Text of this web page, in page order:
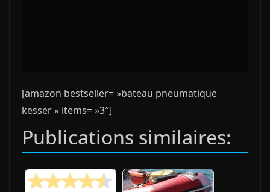
[amazon bestseller= »bateau pneumatique
kesser » items= »3″]
Publications similaires: